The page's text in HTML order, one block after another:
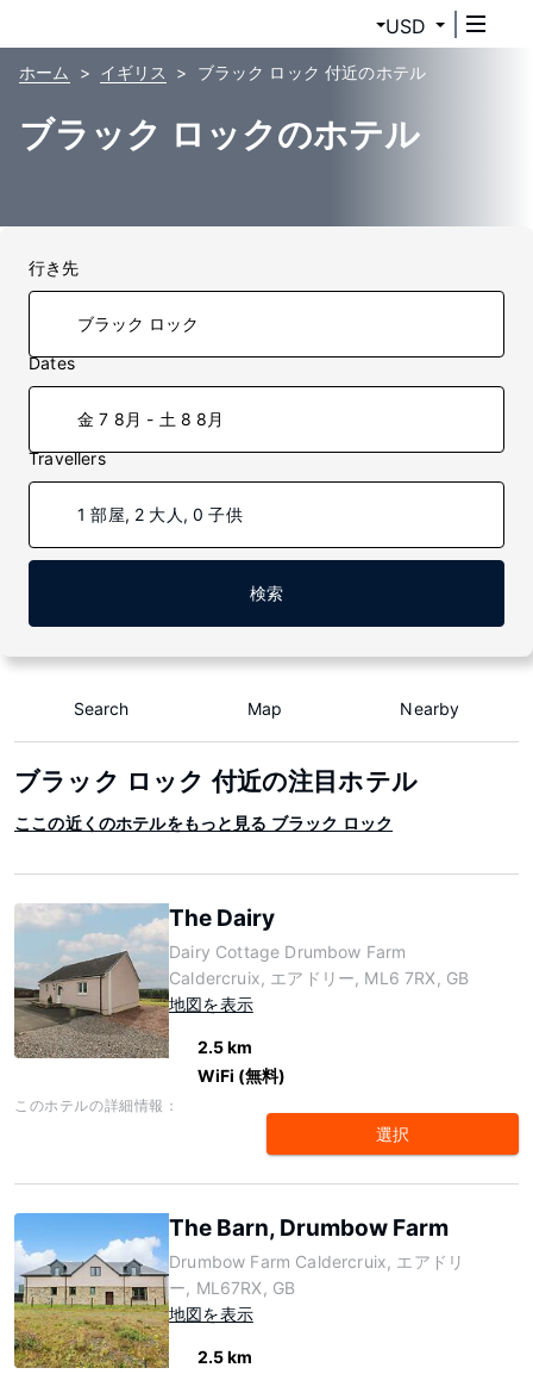
USD
ホーム イギリス ブラック ロック 付近のホテル
ブラック ロックのホテル
行き先
Dates
金 7 8月 - 土 8 8月
Travellers
1 部屋, 2 大人, 0 子供
検索
Search Map Nearby
ブラック ロック 付近の注目ホテル
ここの近くのホテルをもっと見る ブラック ロック
The Dairy
Dairy Cottage Drumbow Farm
Caldercruix, エアドリー, ML6 7RX, GB
地図を表示
2.5 km
WiFi (無料)
このホテルの詳細情報：
選択
The Barn, Drumbow Farm
Drumbow Farm Caldercruix, エアドリ
ー, ML67RX, GB
地図を表示
2.5 km